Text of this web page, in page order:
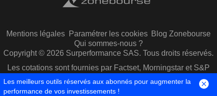
Mentions légales Paramétrer les cookies Blog Zonebourse
Qui sommes-nous ?
Copyright © 2026 Surperformance SAS. Tous droits réservés.
Les cotations sont fournies par Factset, Morningstar et S&P
Capital IQ
Les meilleurs outils réservés aux abonnés pour augmenter la
performance de vos investissements !